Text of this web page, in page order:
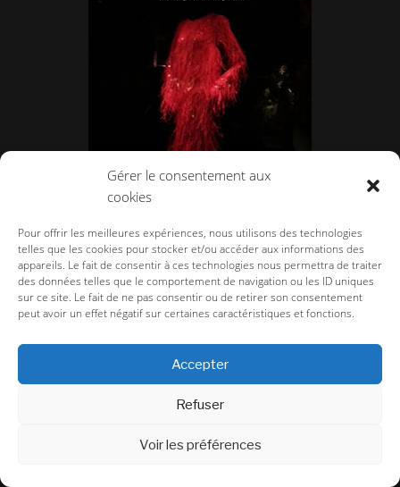
Gérer le consentement aux
cookies
Pour offrir les meilleures expériences, nous utilisons des technologies
telles que les cookies pour stocker et/ou accéder aux informations des
appareils. Le fait de consentir à ces technologies nous permettra de traiter
des données telles que le comportement de navigation ou les ID uniques
sur ce site. Le fait de ne pas consentir ou de retirer son consentement
peut avoir un effet négatif sur certaines caractéristiques et fonctions.
Accepter
Refuser
Voir les préférences
décoratifs.